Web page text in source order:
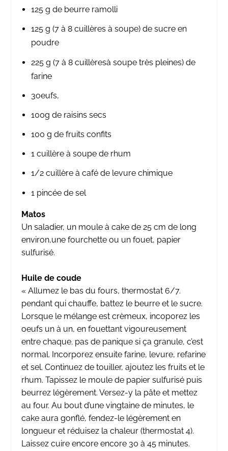
125 g de beurre ramolli
125 g (7 à 8 cuillères à soupe) de sucre en
poudre
225 g (7 à 8 cuillèresà soupe très pleines) de
farine
3oeufs,
100g de raisins secs
100 g de fruits confits
1 cuillère à soupe de rhum
1/2 cuillère à café de levure chimique
1 pincée de sel
Matos
Un saladier, un moule à cake de 25 cm de long
environ,une fourchette ou un fouet, papier
sulfurisé.
Huile de coude
« Allumez le bas du fours, thermostat 6/7.
pendant qui chauffe, battez le beurre et le sucre.
Lorsque le mélange est crèmeux, incoporez les
oeufs un à un, en fouettant vigoureusement
entre chaque. pas de panique si ça granule, c’est
normal. Incorporez ensuite farine, levure, refarine
et sel. Continuez de touiller, ajoutez les fruits et le
rhum. Tapissez le moule de papier sulfurisé puis
beurrez légèrement. Versez-y la pâte et mettez
au four. Au bout d’une vingtaine de minutes, le
cake aura gonflé, fendez-le légèrement en
longueur et réduisez la chaleur (thermostat 4).
Laissez cuire encore encore 30 à 45 minutes.